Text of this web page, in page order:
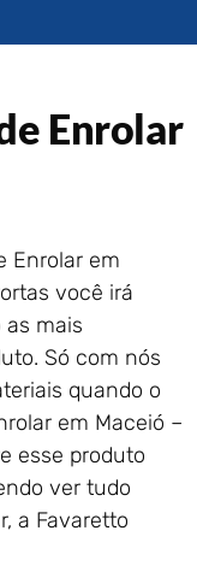
Queimados – RJ
Petrópolis – RJ
Nova Iguaçu – RJ
Garagem de
Nova Friburgo –
Enrolar
Enrolar em
você irá
mais
Só com nós
quando o
em Maceió –
esse produto
ver tudo
a Favaretto